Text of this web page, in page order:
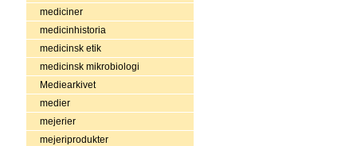
mediciner
medicinhistoria
medicinsk etik
medicinsk mikrobiologi
Mediearkivet
medier
mejerier
mejeriprodukter